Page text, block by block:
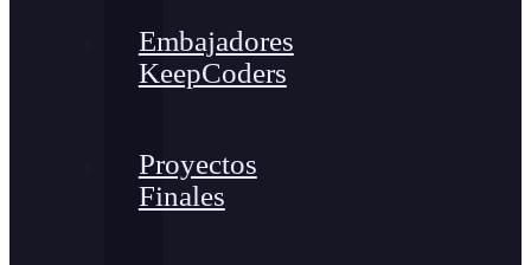
Embajadores
KeepCoders
Proyectos
Finales